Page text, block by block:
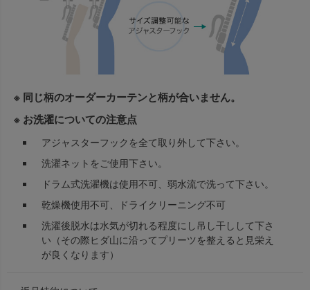
※ 同じ柄のオーダーカーテンと柄が合いません。
※ お洗濯についての注意点
アジャスターフックを全て取り外して下さい。
洗濯ネットをご使用下さい。
ドラム式洗濯機は使用不可、弱水流で洗って下さい。
乾燥機使用不可、ドライクリーニング不可
洗濯後脱水は水気が切れる程度にし吊し干しして下さ
い（その際ヒダ山に沿ってプリーツを整えると見栄え
が良くなります）